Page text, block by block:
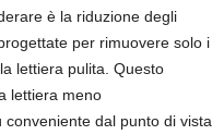
è la riduzione degli
per rimuovere solo i
lettiera pulita. Questo
lettiera meno
dal punto di vista